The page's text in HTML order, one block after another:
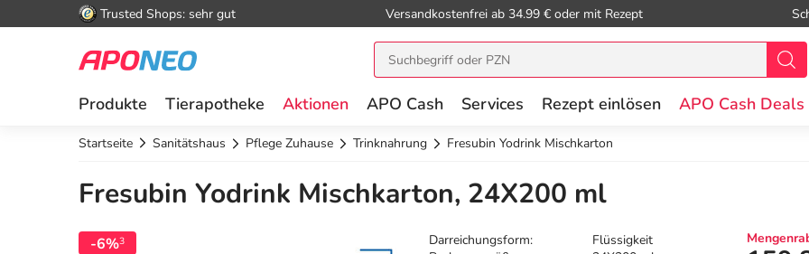
Trusted Shops: sehr gut Versandkostenfrei ab 34.99 € oder mit Rezept
Produkte Tierapotheke Aktionen APO Cash Services Rezept einlösen APO Cash Deals
Startseite Sanitätshaus Pflege Zuhause Trinknahrung Fresubin Yodrink Mischkarton
Fresubin Yodrink Mischkarton, 24X200 ml
-6%3 Darreichungsform:
Flüssigkeit